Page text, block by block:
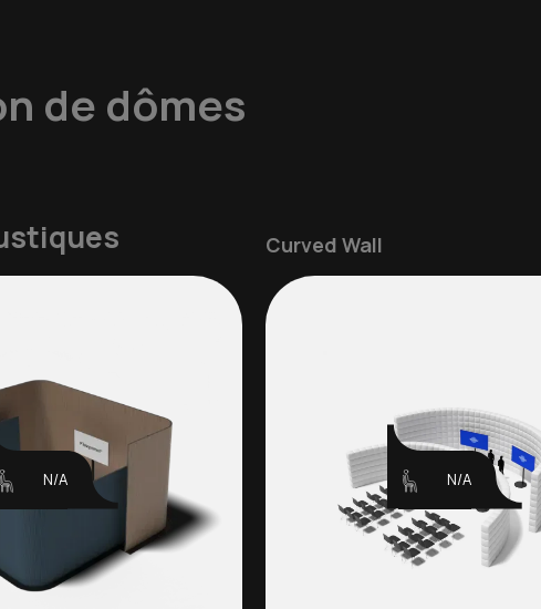
de dômes
N/A
Curved Wall
N/A